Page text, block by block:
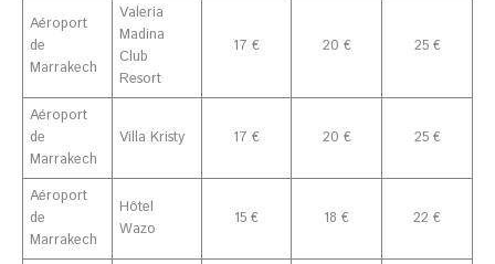
Aéroport
de
Marrakech
Valeria
Madina
Club
Resort
17 € 20 € 25 €
Aéroport
de
Marrakech
Villa Kristy 17 € 20 € 25 €
Aéroport
de
Marrakech
Hôtel
Wazo
15 € 18 € 22 €